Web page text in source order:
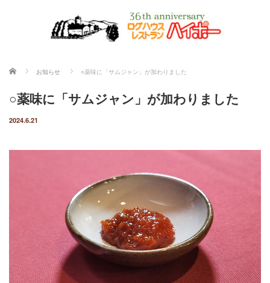
ホーム お知らせ ○薬味に「サムジャン」が加わりました
○薬味に「サムジャン」が加わりました
2024.6.21